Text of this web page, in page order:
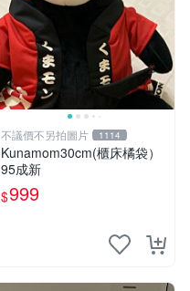
不議價不另拍圖片 1114
Kunamom30cm(櫃床橘袋）
95成新
$999